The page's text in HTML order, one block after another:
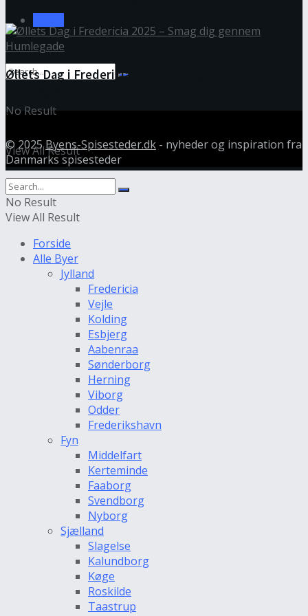
No Result
View All Result
Øllets Dag i Fredericia 2025 – Smag dig gennem
© 2025Byens-Spisesteder.dk - nyheder og inspiration fra
Danmarks spisesteder
No Result
View All Result
Forside
Alle Byer
Jylland
Fredericia
Vejle
Kolding
Esbjerg
Aabenraa
Sønderborg
Herning
Viborg
Odder
Frederikshavn
Fyn
Middelfart
Kerteminde
Faaborg
Svendborg
Nyborg
Sjælland
Slagelse
Kalundborg
Køge
Roskilde
Taastrup